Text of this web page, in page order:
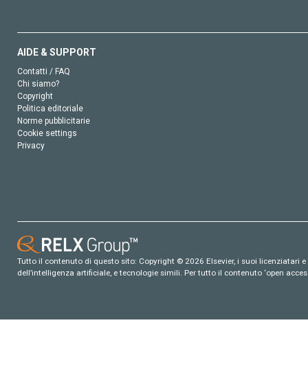
AIDE & SUPPORT
Contatti / FAQ
Chi siamo?
Copyright
Politica editoriale
Norme pubblicitarie
Cookie settings
Privacy
Tutto il contenuto di questo sito: Copyright © 2026 Elsevier, i suoi
dell’intelligenza artificiale, e tecnologie simili. Per tutto il contenuto ‘open